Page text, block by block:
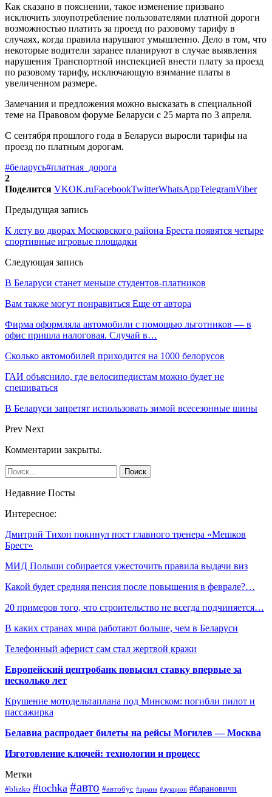
Как сказано в пояснении, такое изменение призвано
исключить злоупотребление пользователями платной дороги
возможностью платить за проезд по разовому тарифу в
случаях, когда правила нарушают умышленно. Дело в том, что
некоторые водители заранее планируют в случае выявления
нарушения Транспортной инспекцией внести плату за проезд
по разовому тарифу, исключающую взимание платы в
увеличенном размере.
Замечания и предложения можно высказать в специальной
теме на Правовом форуме Беларуси с 25 марта по 3 апреля.
С сентября прошлого года в Беларуси выросли тарифы на
проезд по платным дорогам.
#беларусь#платная_дорога
2
Поделится VKOK.ruFacebookTwitterWhatsAppTelegramViber
Предыдущая запись
К лету во дворах Московского района Бреста появятся четыре
спортивные игровые площадки
Следующая запись
В Беларуси станет меньше студентов-платников
Вам также могут понравиться Еще от автора
Фирма оформляла автомобили с помощью льготников — в
офис пришла налоговая. Случай в…
Сколько автомобилей приходится на 1000 белорусов
ГАИ объяснило, где велосипедистам можно будет не
спешиваться
В Беларуси запретят использовать зимой всесезонные шины
Prev Next
Комментарии закрыты.
Недавние Посты
Интересное:
Дмитрий Тихон покинул пост главного тренера «Мешков
Брест»
МИД Польши собирается ужесточить правила выдачи виз
Какой будет средняя пенсия после повышения в феврале?…
20 примеров того, что строительство не всегда подчиняется…
В каких странах мира работают больше, чем в Беларуси
Телефонный аферист сам стал жертвой кражи
Европейский центробанк повысил ставку впервые за
несколько лет
Крушение мотодельтаплана под Минском: погибли пилот и
пассажирка
Белавиа распродает билеты на рейсы Могилев — Москва
Изготовление ключей: технологии и процесс
Метки
#blizko #tochka #авто #автобус #армия #аукцион #барановичи